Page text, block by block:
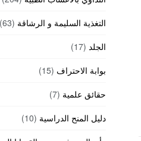
التغذية السليمة و الرشاقة (63)
الجلد (17)
بوابة الاحتراف (15)
حقائق علمية (7)
دليل المنح الدراسية (10)